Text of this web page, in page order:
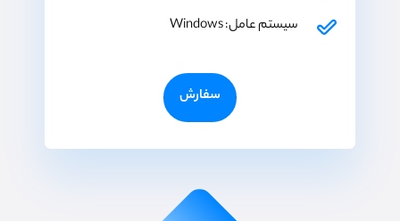
سیستم عامل: Windows
سفارش